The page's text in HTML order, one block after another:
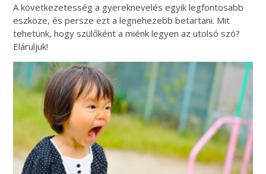
A következetesség a gyereknevelés egyik legfontosabb
eszköze, és persze ezt a legnehezebb betartani. Mit
tehetünk, hogy szülőként a miénk legyen az utolsó szó?
Eláruljuk!